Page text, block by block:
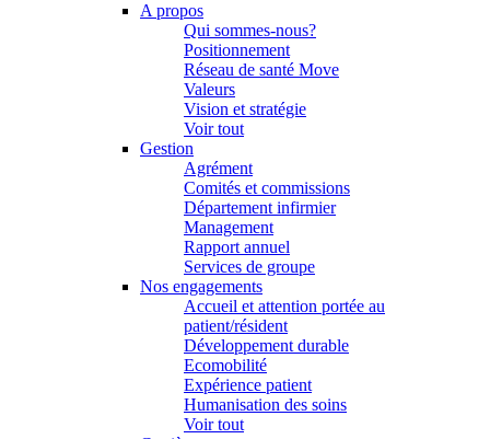
A propos
Qui sommes-nous?
Positionnement
Réseau de santé Move
Valeurs
Vision et stratégie
Voir tout
Gestion
Agrément
Comités et commissions
Département infirmier
Management
Rapport annuel
Services de groupe
Nos engagements
Accueil et attention portée au
patient/résident
Développement durable
Ecomobilité
Expérience patient
Humanisation des soins
Voir tout